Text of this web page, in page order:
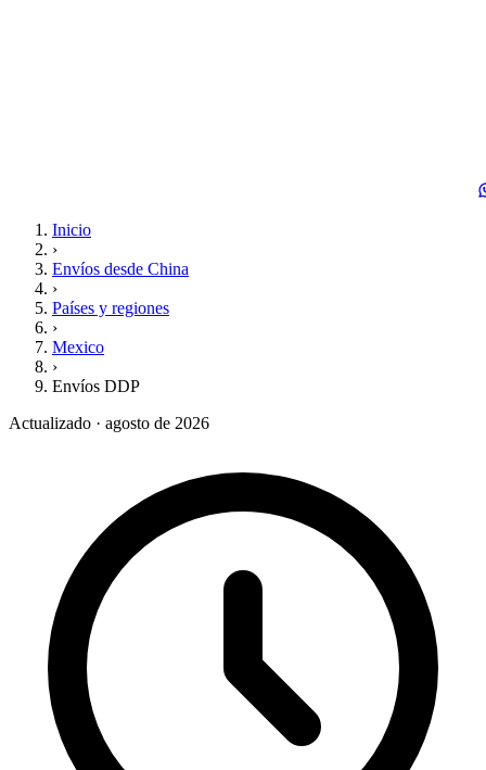
Inicio
›
Envíos desde China
›
Países y regiones
›
Mexico
›
Envíos DDP
Actualizado · agosto de 2026